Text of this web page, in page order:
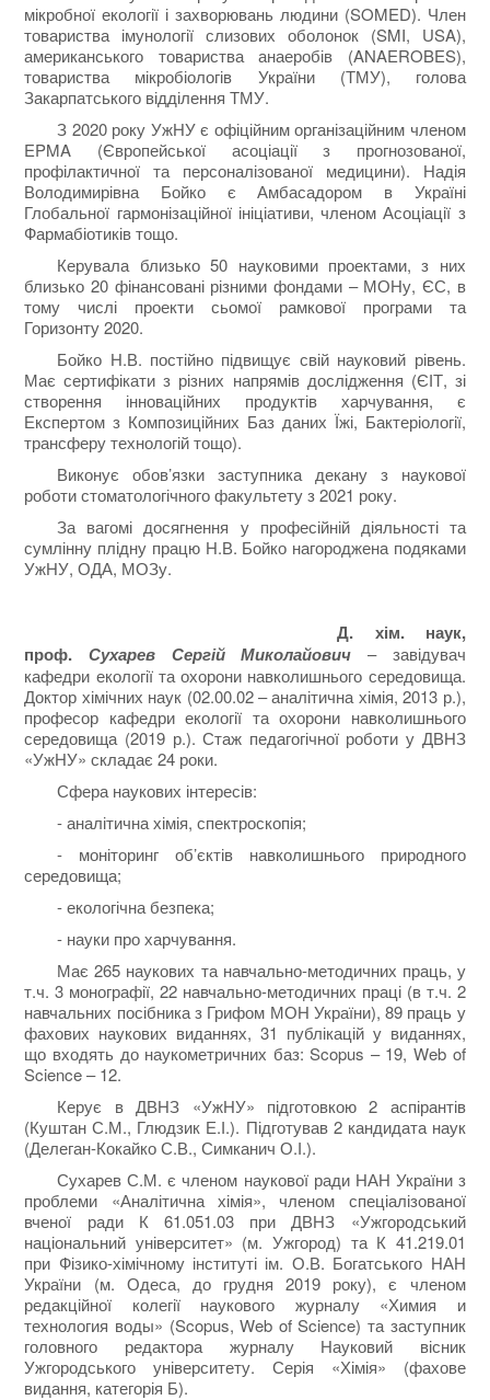
мікробної екології і захворювань людини (SOMED). Член
товариства імунології слизових оболонок (SMI, USA),
американського товариства анаеробів (ANAEROBES),
товариства мікробіологів України (ТМУ), голова
Закарпатського відділення ТМУ.
З 2020 року УжНУ є офіційним організаційним членом
EPMA (Європейської асоціації з прогнозованої,
профілактичної та персоналізованої медицини). Надія
Володимирівна Бойко є Амбасадором в Україні
Глобальної гармонізаційної ініціативи, членом Асоціації з
Фармабіотиків тощо.
Керувала близько 50 науковими проектами, з них
близько 20 фінансовані різними фондами – МОНу, ЄС, в
тому числі проекти сьомої рамкової програми та
Горизонту 2020.
Бойко Н.В. постійно підвищує свій науковий рівень.
Має сертифікати з різних напрямів дослідження (ЄІТ, зі
створення інноваційних продуктів харчування, є
Експертом з Композиційних Баз даних Їжі, Бактеріології,
трансферу технологій тощо).
Виконує обов’язки заступника декану з наукової
роботи стоматологічного факультету з 2021 року.
За вагомі досягнення у професійній діяльності та
сумлінну плідну працю Н.В. Бойко нагороджена подяками
УжНУ, ОДА, МОЗу.
Д. хім. наук,
проф.Сухарев Сергій Миколайович – завідувач
кафедри екології та охорони навколишнього середовища.
Доктор хімічних наук (02.00.02 – аналітична хімія, 2013 р.),
професор кафедри екології та охорони навколишнього
середовища (2019 р.). Стаж педагогічної роботи у ДВНЗ
«УжНУ» складає 24 роки.
Сфера наукових інтересів:
- аналітична хімія, спектроскопія;
- моніторинг об’єктів навколишнього природного
середовища;
- екологічна безпека;
- науки про харчування.
Має 265 наукових та навчально-методичних праць, у
т.ч. 3 монографії, 22 навчально-методичних праці (в т.ч. 2
навчальних посібника з Грифом МОН України), 89 праць у
фахових наукових виданнях, 31 публікацій у виданнях,
що входять до наукометричних баз: Scopus – 19, Web of
Science – 12.
Керує в ДВНЗ «УжНУ» підготовкою 2 аспірантів
(Куштан С.М., Глюдзик Е.І.). Підготував 2 кандидата наук
(Делеган-Кокайко С.В., Симканич О.І.).
Сухарев С.М. є членом наукової ради НАН України з
проблеми «Аналітична хімія», членом спеціалізованої
вченої ради К 61.051.03 при ДВНЗ «Ужгородський
національний університет» (м. Ужгород) та К 41.219.01
при Фізико-хімічному інституті ім. О.В. Богатського НАН
України (м. Одеса, до грудня 2019 року), є членом
редакційної колегії наукового журналу «Химия и
технология воды» (Scopus, Web of Science) та заступник
головного редактора журналу Науковий вісник
Ужгородського університету. Серія «Хімія» (фахове
видання, категорія Б).